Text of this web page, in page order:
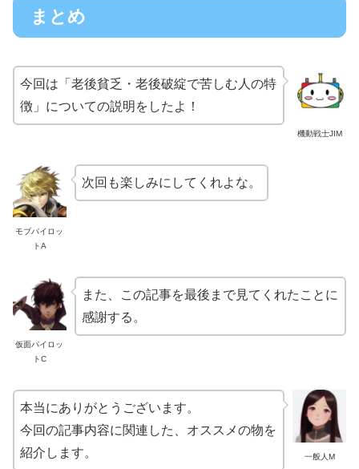
まとめ
機動戦士JIM
今回は「老後貧乏・老後破綻で苦しむ人の特
徴」についての説明をしたよ！
モブパイロッ
トA
次回も楽しみにしてくれよな。
仮面パイロッ
トC
また、この記事を最後まで見てくれたことに
感謝する。
一般人M
本当にありがとうございます。
今回の記事内容に関連した、オススメの物を
紹介します。